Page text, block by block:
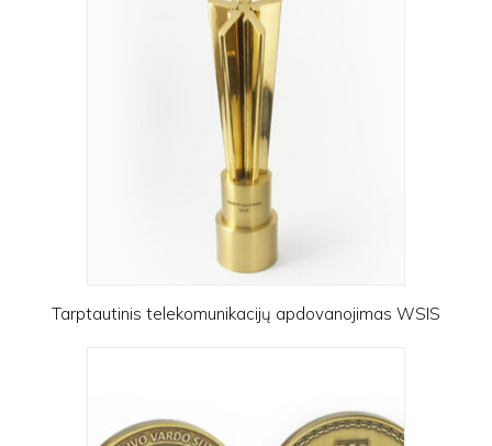
Tarptautinis telekomunikacijų apdovanojimas WSIS